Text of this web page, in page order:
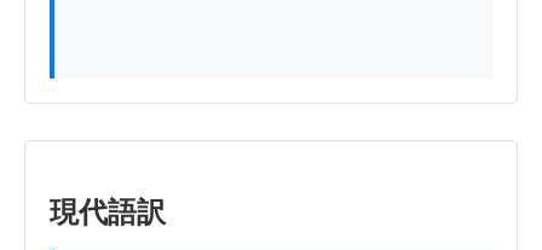
現代語訳